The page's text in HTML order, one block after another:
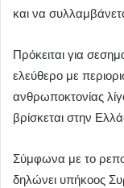
και να
Πρόκειται για
ελεύθερο με
ανθρωποκτονίας
βρίσκεται στην
Σύμφωνα με το
δηλώνει υπήκοος